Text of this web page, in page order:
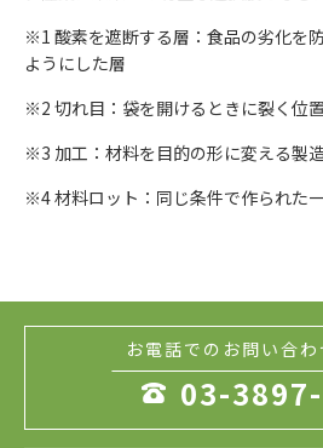
※1 酸素を遮断する層：食品の劣化を
ようにした層
※2 切れ目：袋を開けるときに裂く位
※3 加工：材料を目的の形に変える製
※4 材料ロット：同じ条件で作られた
お電話でのお問い合わ
 03-